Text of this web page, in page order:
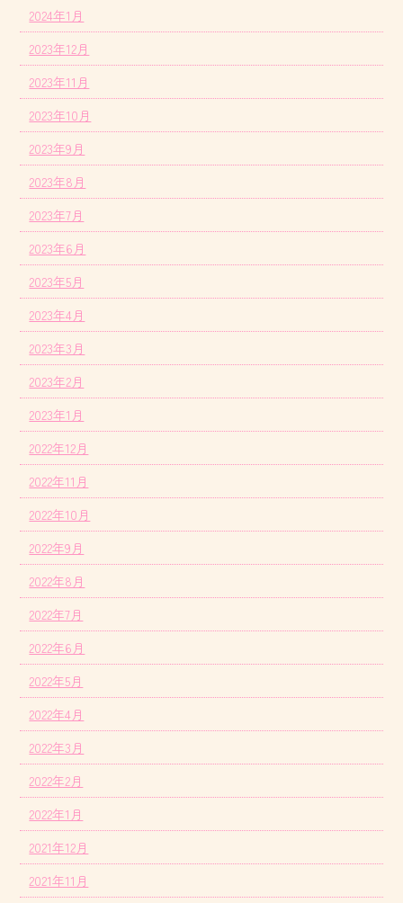
2024年1月
2023年12月
2023年11月
2023年10月
2023年9月
2023年8月
2023年7月
2023年6月
2023年5月
2023年4月
2023年3月
2023年2月
2023年1月
2022年12月
2022年11月
2022年10月
2022年9月
2022年8月
2022年7月
2022年6月
2022年5月
2022年4月
2022年3月
2022年2月
2022年1月
2021年12月
2021年11月